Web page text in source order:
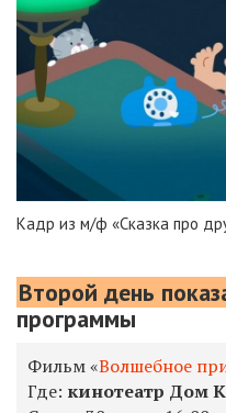
Кадр из м/ф «Сказка про
Второй день
программы
Фильм «Волшебное
Где: кинотеатр Дом